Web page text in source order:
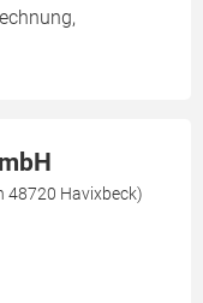
48720 Havixbeck)